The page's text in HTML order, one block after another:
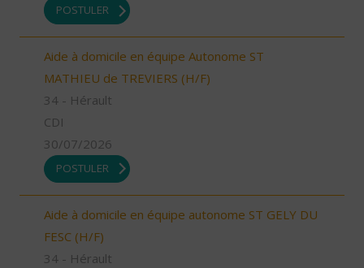
POSTULER
Aide à domicile en équipe Autonome ST
MATHIEU de TREVIERS (H/F)
34 - Hérault
CDI
30/07/2026
POSTULER
Aide à domicile en équipe autonome ST GELY DU
FESC (H/F)
34 - Hérault